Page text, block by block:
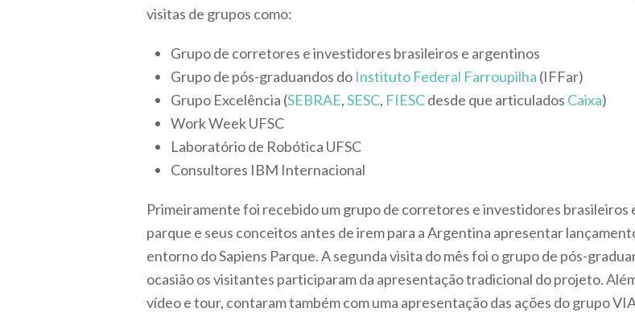
visitas de grupos como:
Grupo de corretores e investidores brasileiros e argentinos
Grupo de pós-graduandos do Instituto Federal Farroupilha (IFFar)
Grupo Excelência (SEBRAE,SESC, FIESCdesde que articulados Caixa)
Work Week UFSC
Laboratório de Robótica UFSC
Consultores IBM Internacional
Primeiramente foi recebido um grupo de corretores e investidores brasileiros
parque e seus conceitos antes de irem para a Argentina apresentar
entorno do Sapiens Parque. A segunda visita do mês foi o grupo de pós-
ocasião os visitantes participaram da apresentação tradicional do projeto.
vídeo e tour, contaram também com uma apresentação das ações do grupo